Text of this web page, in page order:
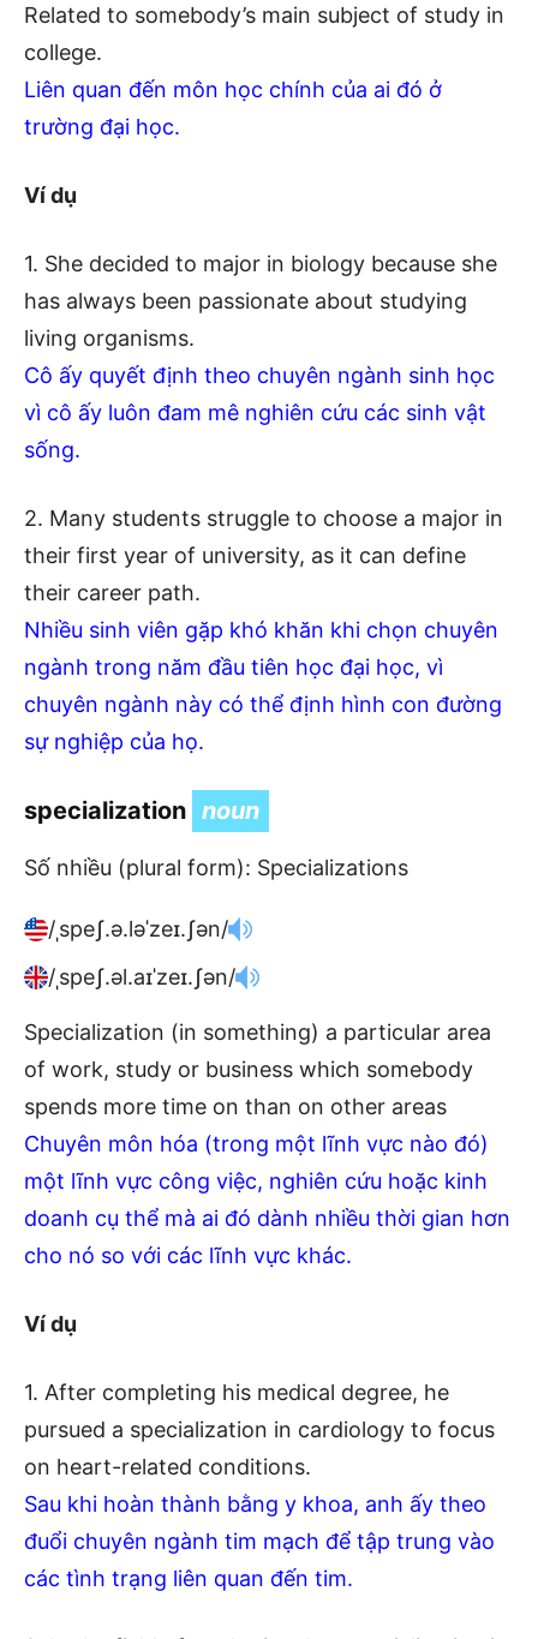
Related to somebody’s main subject of study in
college.
Liên quan đến môn học chính của ai đó ở
trường đại học.
Ví dụ
1. She decided to major in biology because she
has always been passionate about studying
living organisms.
Cô ấy quyết định theo chuyên ngành sinh học
vì cô ấy luôn đam mê nghiên cứu các sinh vật
sống.
2. Many students struggle to choose a major in
their first year of university, as it can define
their career path.
Nhiều sinh viên gặp khó khăn khi chọn chuyên
ngành trong năm đầu tiên học đại học, vì
chuyên ngành này có thể định hình con đường
sự nghiệp của họ.
specialization noun
Số nhiều (plural form): Specializations
/ˌspeʃ.ə.ləˈzeɪ.ʃən/
/ˌspeʃ.əl.aɪˈzeɪ.ʃən/
Specialization (in something) a particular area
of work, study or business which somebody
spends more time on than on other areas
Chuyên môn hóa (trong một lĩnh vực nào đó)
một lĩnh vực công việc, nghiên cứu hoặc kinh
doanh cụ thể mà ai đó dành nhiều thời gian hơn
cho nó so với các lĩnh vực khác.
Ví dụ
1. After completing his medical degree, he
pursued a specialization in cardiology to focus
on heart-related conditions.
Sau khi hoàn thành bằng y khoa, anh ấy theo
đuổi chuyên ngành tim mạch để tập trung vào
các tình trạng liên quan đến tim.